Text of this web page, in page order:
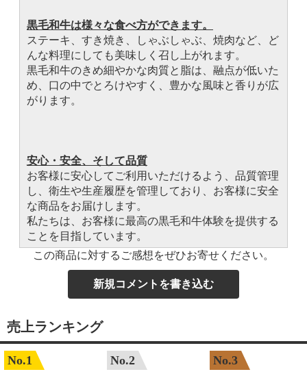
黒毛和牛は様々な食べ方ができます。
ステーキ、すき焼き、しゃぶしゃぶ、焼肉など、ど
んな料理にしても美味しく召し上がれます。
黒毛和牛のきめ細やかな肉質と脂は、融点が低いた
め、口の中でとろけやすく、豊かな風味と香りが広
がります。
安心・安全、そして品質
お客様に安心してご利用いただけるよう、品質管理
し、衛生や生産履歴を管理しており、お客様に安全
な商品をお届けします。
私たちは、お客様に最高の黒毛和牛体験を提供する
ことを目指しています。
この商品に対するご感想をぜひお寄せください。
新規コメントを書き込む
売上ランキング
No.1 No.2 No.3